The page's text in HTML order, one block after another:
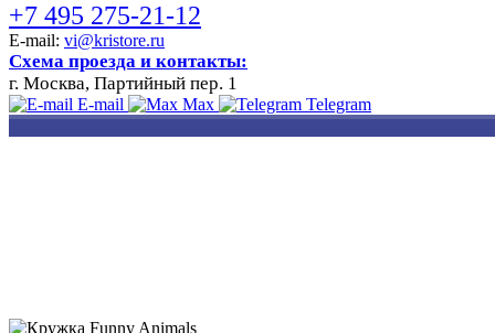
+7 495 275-21-12
E-mail: vi@kristore.ru
Схема проезда и контакты:
г. Москва, Партийный пер. 1
E-mail Max Telegram